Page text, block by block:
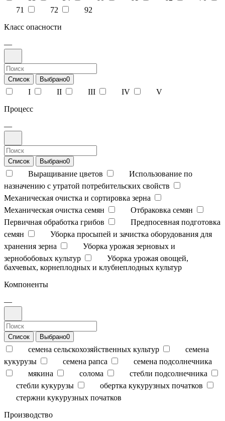
71
72
92
Класс опасности
—
Список Выбрано0
I II III IV
V
Процесс
—
Список Выбрано0
Выращивание цветов
Использование по
назначению с утратой потребительских свойств
Механическая очистка и сортировка зерна
Механическая очистка семян
Отбраковка семян
Первичная обработка грибов
Предпосевная подготовка
семян
Уборка просыпей и зачистка оборудования для
хранения зерна
Уборка урожая зерновых и
зернобобовых культур
Уборка урожая овощей,
бахчевых, корнеплодных и клубнеплодных культур
Компоненты
—
Список Выбрано0
семена сельскохозяйственных культур
семена
кукурузы
семена рапса
семена подсолнечника
мякина
солома
стебли подсолнечника
стебли кукурузы
обертка кукурузных початков
стержни кукурузных початков
Производство